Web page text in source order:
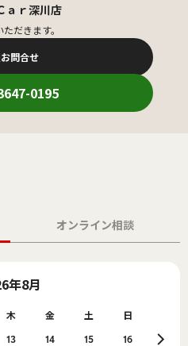
ａｒ深川店
だきます。
問合せ
0195
オンライン相談
年8月
木
13
金
14
土
15
日
16 17